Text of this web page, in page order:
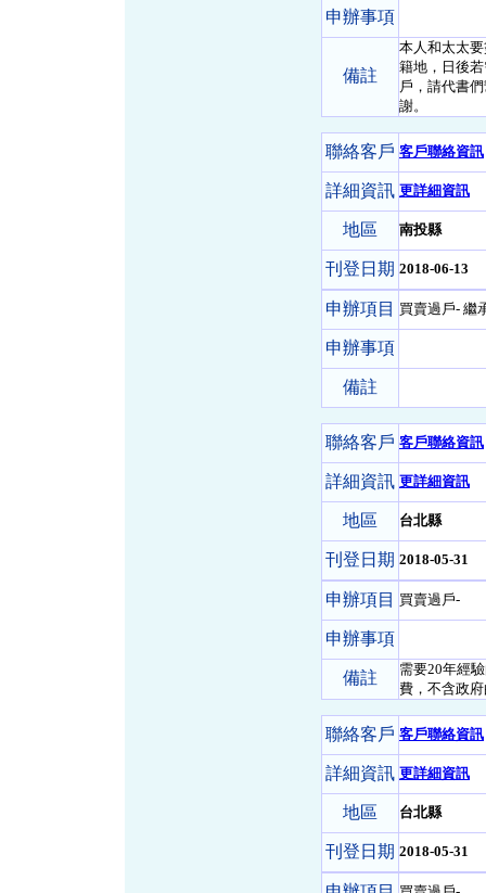
申辦事項
備註
本人和太太
籍地，日後
戶，請代書
謝。
聯絡客戶 客戶聯絡資訊
詳細資訊 更詳細資訊
地區 南投縣
刊登日期 2018-06-13
申辦項目 買賣過戶- 繼
申辦事項
備註
聯絡客戶 客戶聯絡資訊
詳細資訊 更詳細資訊
地區 台北縣
刊登日期 2018-05-31
申辦項目 買賣過戶-
申辦事項
備註
需要20年經
費，不含政
聯絡客戶 客戶聯絡資訊
詳細資訊 更詳細資訊
地區 台北縣
刊登日期 2018-05-31